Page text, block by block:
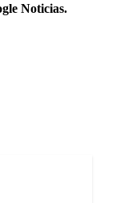
Noticias.